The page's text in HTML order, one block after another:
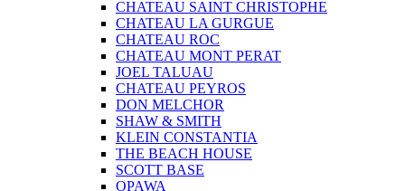
CHATEAU SAINT CHRISTOPHE
CHATEAU LA GURGUE
CHATEAU ROC
CHATEAU MONT PERAT
JOEL TALUAU
CHATEAU PEYROS
DON MELCHOR
SHAW & SMITH
KLEIN CONSTANTIA
THE BEACH HOUSE
SCOTT BASE
OPAWA